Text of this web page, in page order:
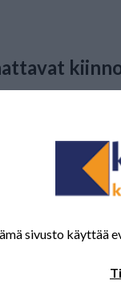
FO-KA
sivusto käyttää